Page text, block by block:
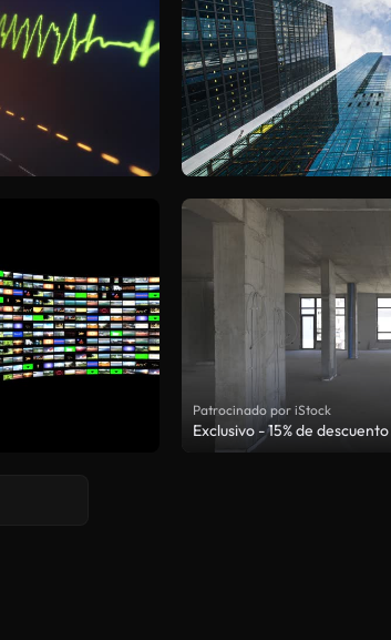
Patrocinado por iStock
Exclusivo - 15% de